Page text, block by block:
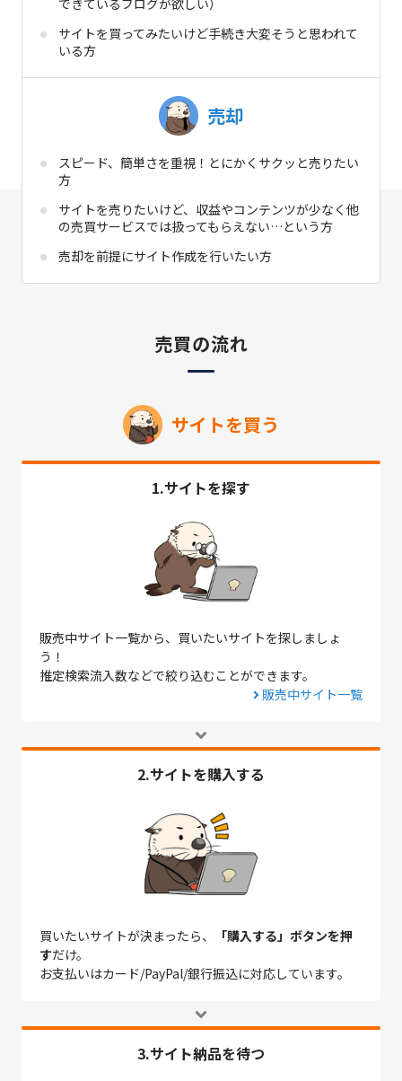
できているブログが欲しい）
サイトを買ってみたいけど手続き大変そうと思われて
いる方
売却
スピード、簡単さを重視！とにかくサクッと売りたい
方
サイトを売りたいけど、収益やコンテンツが少なく他
の売買サービスでは扱ってもらえない…という方
売却を前提にサイト作成を行いたい方
売買の流れ
サイトを買う
1.サイトを探す
販売中サイト一覧から、買いたいサイトを探しましょ
う！
推定検索流入数などで絞り込むことができます。
販売中サイト一覧
2.サイトを購入する
買いたいサイトが決まったら、
「購入する」ボタンを押
すだけ。
お支払いはカード/PayPal/銀行振込に対応しています。
3.サイト納品を待つ